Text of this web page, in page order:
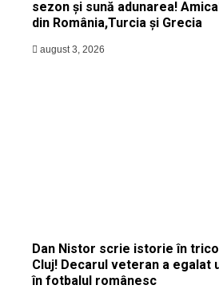
sezon și sună adunarea!
din România,Turcia și Grecia
august 3, 2026
Dan Nistor scrie istorie în
Cluj! Decarul veteran a egalat
în fotbalul românesc